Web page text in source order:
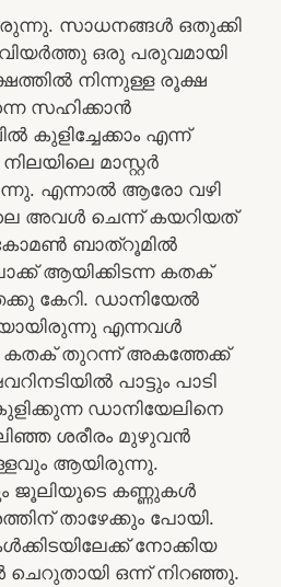
സാധനങ്ങൾ ഒതുക്കി
വിയർത്തു ഒരു പരുവമായി
നിന്നുള്ള രൂക്ഷ
സഹിക്കാൻ
കുളിച്ചേക്കാം എന്ന്
മാസ്റ്റർ
എന്നാൽ ആരോ വഴി
അവൾ ചെന്ന് കയറിയത്
കോമൺ ബാത്‌റൂമിൽ
ആയിക്കിടന്ന കതക്
കേറി. ഡാനിയേൽ
എന്നവൾ
കതക് തുറന്ന് അകത്തേക്ക്
പാട്ടും പാടി
ഡാനിയേലിനെ
ശരീരം മുഴുവൻ
ആയിരുന്നു.
ജൂലിയുടെ കണ്ണുകൾ
താഴേക്കും പോയി.
നോക്കിയ
ഒന്ന് നിറഞ്ഞു.